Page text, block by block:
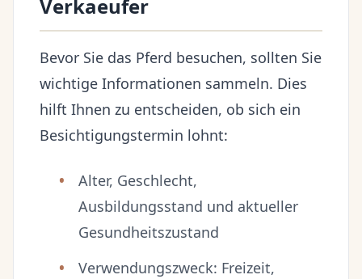
Verkaeufer
Bevor Sie das Pferd besuchen, sollten Sie
wichtige Informationen sammeln. Dies
hilft Ihnen zu entscheiden, ob sich ein
Besichtigungstermin lohnt:
Alter, Geschlecht,
Ausbildungsstand und aktueller
Gesundheitszustand
Verwendungszweck: Freizeit,